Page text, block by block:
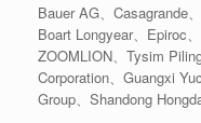
Bauer AG、Casagrande
Boart Longyear、Epiroc
ZOOMLION、Tysim
Corporation、Guangxi
Group、Shandong